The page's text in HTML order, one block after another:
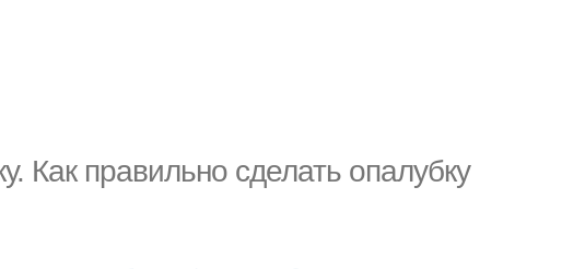
Как правильно сделать опалубку